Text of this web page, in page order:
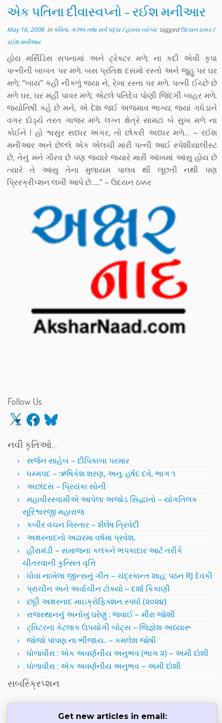
એક પતિના દીવાસ્વપ્નો – રઈશ મનીઆર
May 16, 2008inકવિતા, ગઝલ તથા સર્વ પદ્ય/હાસ્ય વ્યંગ્ય taggedઉદયન ઠક્કર/
રઈશ મનીઆર
હોય મર્સિડિસ સપનામાં અને ટ્રેક્ટર મળે; ના કદી એવી કૃપા
પત્નીની બાબત પર મળે. બસ પ્રતિક્ષ દસમો રસ્તો અને જુહુ પર ઘર
મળે; “બાય” કહી નીકળું જયા ને, રેખા રસ્તા પર મળે. પત્ની ઈચ્છે છે
મળે ઘર, ઘર મહીં પાવર મળે; એટલે પતિદેવ પોણી જિંદગી બાહર મળે.
જ્યોતિષી કહે છે મને, એ દેશ જઈ અજમાવ ભાગ્ય; જ્યાં ગધેડાને
વગર દોડ્યે તરત ગાજર મળે. લગ્ન ક્ષેત્રે સામટાં બે સુખ મળે ના
કોઈને ! હો શ્વસુર સધ્ધર અગર, તો છોકરી અધ્ધર મળે… – રઈશ
મનીઆર અને છેલ્લે એક એલચી મારી પત્ની આઈ સ્પેશીયાલીસ્ટ
છે, તેનું મને ગૌરવ છે પણ જ્યારે જ્યારે મારી આંખમાં આંસુ હોય છે
ત્યારે તે આંસુ તેના મુલાયમ પાલવ થી લૂછતી નથી પણ
પ્રિસ્ક્રીપ્શન લખી આપે છે…..” – ઉદયન ઠક્કર
Follow Us
X Facebook
Bluesky
નવી કૃતિઓ…
સર્જન સાહેબ – દીપિકાબા પરમાર
ધમ્મપદ – ઋષિકેશ શરણ, અનુ. હર્ષદ દવે, ભાગ ૧
અછાંદસ – પ્રિયંકા સોની
મહાવીરસ્વામીએ આપેલા અજોડ સિદ્ધાંતો – યોગતિલક
સૂરિશ્વરજી મહારાજ
કબીર વચન વિસ્તાર – શૈલેષ ત્રિવેદી
અક્ષરનાદનો અઢારમા વર્ષમાં પ્રવેશ..
હીરામંડી – સમાજના કલંકને ભપકાદાર આર્ટ તરીકે
ચીતરવાની કુત્સિત વૃત્તિ
ધોવા નાખેલા જીન્સનું ગીત – ચંદ્રકાન્ત શાહ; પઠન RJ દેવકી
પ્રાચીન અને અર્વાચીન ટોક્યો – દર્શા કિકાણી
છઠ્ઠી અક્ષરનાદ માઇક્રોફિક્શન સ્પર્ધા (૨૦૨૪)
રાજસ્થાનનું અનોખું ઘરેણું : જવાઈ – મીરા જોશી
ટ્વિટરના કેટલાક ઉપયોગી બોટ્સ – જિજ્ઞેશ અધ્યારૂ
જોજો પાંપણ ના ભીંજાય.. – કમલેશ જોષી
ધોળાવીરા : એક અવર્ણનીય અનુભવ (ભાગ ૨) – અમી દોશી
ધોળાવીરા : એક અવર્ણનીય અનુભવ – અમી દોશી
સબસ્ક્રિપ્શન
Get new articles in email: